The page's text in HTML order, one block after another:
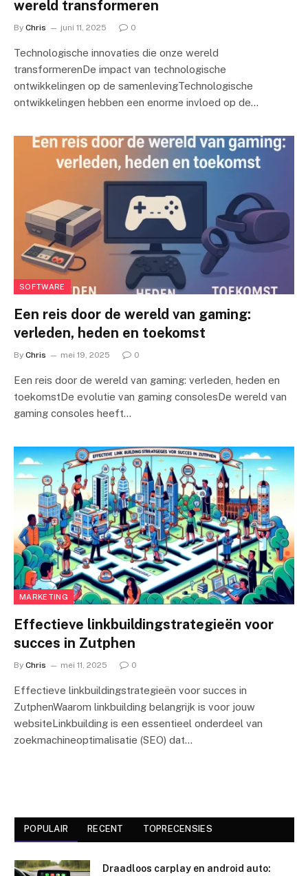
wereld transformeren
By Chris juni 11, 2025 0
Technologische innovaties die onze wereld
transformerenDe impact van technologische
ontwikkelingen op de samenlevingTechnologische
ontwikkelingen hebben een enorme invloed op de…
SOFTWARE
Een reis door de wereld van gaming:
verleden, heden en toekomst
By Chris mei 19, 2025 0
Een reis door de wereld van gaming: verleden, heden en
toekomstDe evolutie van gaming consolesDe wereld van
gaming consoles heeft…
MARKETING
Effectieve linkbuildingstrategieën voor
succes in Zutphen
By Chris mei 11, 2025 0
Effectieve linkbuildingstrategieën voor succes in
ZutphenWaarom linkbuilding belangrijk is voor jouw
websiteLinkbuilding is een essentieel onderdeel van
zoekmachineoptimalisatie (SEO) dat…
POPULAIR RECENT TOPRECENSIES
Draadloos carplay en android auto: